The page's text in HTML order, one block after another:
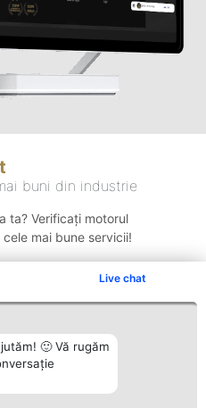
Live chat
🙂 Vă rugăm
buni din industrie
ta? Verificați motorul
mai bune servicii!